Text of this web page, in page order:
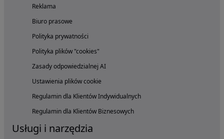
Reklama
Biuro prasowe
Polityka prywatności
Polityka plików "cookies"
Zasady odpowiedzialnej AI
Ustawienia plików cookie
Regulamin dla Klientów Indywidualnych
Regulamin dla Klientów Biznesowych
Usługi i narzędzia